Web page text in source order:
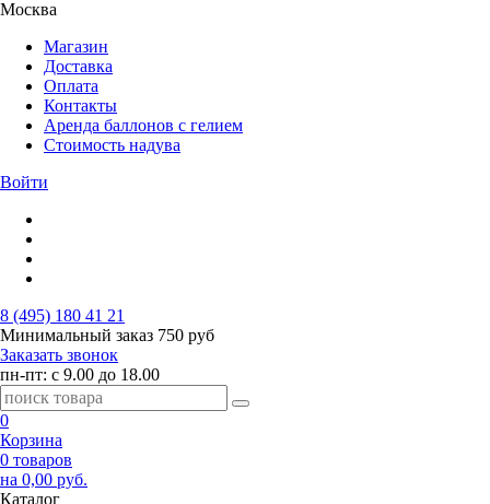
Москва
Магазин
Доставка
Оплата
Контакты
Аренда баллонов с гелием
Стоимость надува
Войти
8 (495) 180 41 21
Минимальный заказ 750 руб
Заказать звонок
пн-пт: с 9.00 до 18.00
0
Корзина
0 товаров
на 0,00 руб.
Каталог